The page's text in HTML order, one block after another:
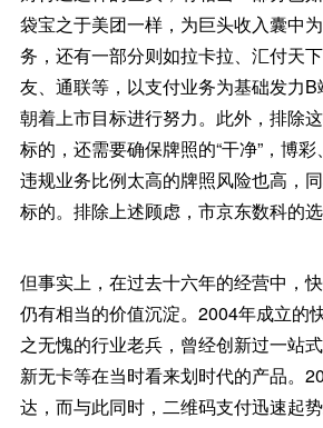
袋宝之于美团一样，为巨头收入囊中
务，还有一部分则如拉卡拉、汇付天
友、通联等，以支付业务为基础发力
朝着上市目标进行努力。此外，排除
标的，还需要确保牌照的“干净”，博
违规业务比例太高的牌照风险也高，
标的。排除上述顾虑，市京东数科的选
但事实上，在过去十六年的经营中，
仍有相当的价值沉淀。2004年成立的
之无愧的行业老兵，曾经创新过一站式
新无卡等在当时看来划时代的产品。
达，而与此同时，二维码支付迅速起